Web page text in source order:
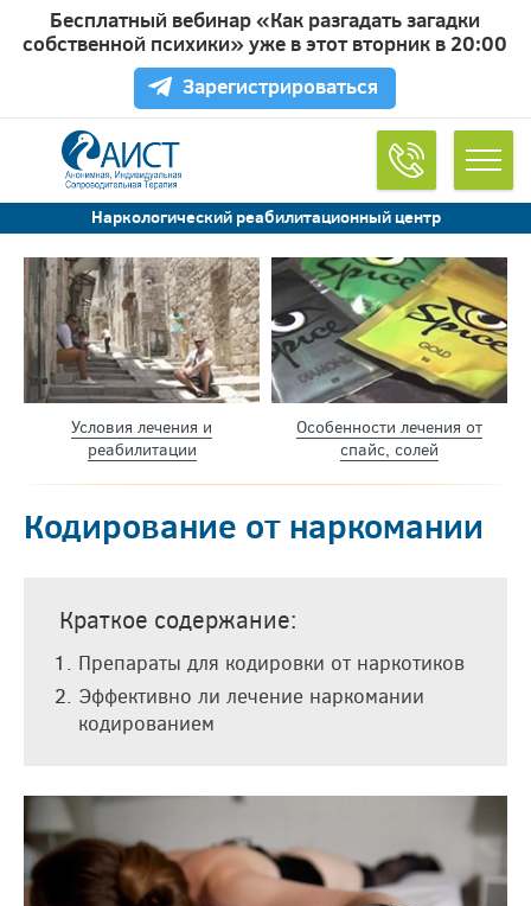
Бесплатный вебинар «Как разгадать загадки
собственной психики» уже в этот вторник в 20:00
Зарегистрироваться
Наркологический реабилитационный центр
Условия лечения и
реабилитации
Особенности лечения от
спайс, солей
Кодирование от наркомании
Краткое содержание:
Препараты для кодировки от наркотиков
Эффективно ли лечение наркомании
кодированием
Обратный звонок
Удобное время для звонка